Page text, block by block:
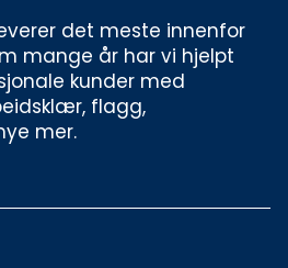
det meste innenfor
mange år har vi hjelpt
kunder med
flagg,
mer.